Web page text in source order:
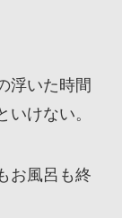
浮いた時間
けない。
お風呂も終